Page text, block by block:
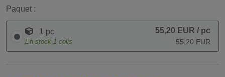
Paquet :
1 pc
En stock 1 colis
55,20 EUR / pc
55,20 EUR